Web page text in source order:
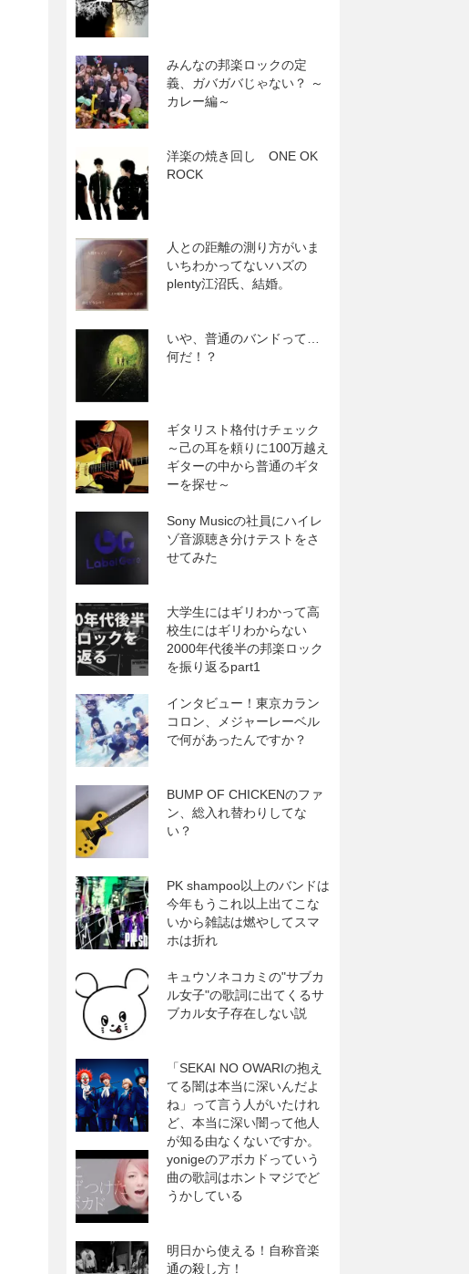
みんなの邦楽ロックの定
義、ガバガバじゃない？ ～
カレー編～
洋楽の焼き回し ONE OK
ROCK
人との距離の測り方がいま
いちわかってないハズの
plenty江沼氏、結婚。
いや、普通のバンドって…
何だ！？
ギタリスト格付けチェック
～己の耳を頼りに100万越え
ギターの中から普通のギタ
ーを探せ～
Sony Musicの社員にハイレ
ゾ音源聴き分けテストをさ
せてみた
大学生にはギリわかって高
校生にはギリわからない
2000年代後半の邦楽ロック
を振り返るpart1
インタビュー！東京カラン
コロン、メジャーレーベル
で何があったんですか？
BUMP OF CHICKENのファ
ン、総入れ替わりしてな
い？
PK shampoo以上のバンドは
今年もうこれ以上出てこな
いから雑誌は燃やしてスマ
ホは折れ
キュウソネコカミの"サブカ
ル女子"の歌詞に出てくるサ
ブカル女子存在しない説
「SEKAI NO OWARIの抱え
てる闇は本当に深いんだよ
ね」って言う人がいたけれ
ど、本当に深い闇って他人
が知る由なくないですか。
yonigeのアボカドっていう
曲の歌詞はホントマジでど
うかしている
明日から使える！自称音楽
通の殺し方！